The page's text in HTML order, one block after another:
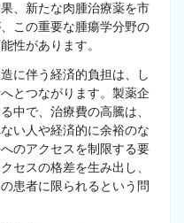
、新たな肉腫治療薬を市
この重要な腫瘍学分野の
性があります。
に伴う経済的負担は、し
とつながります。製薬企
中で、治療費の高騰は、
い人や経済的に余裕のな
のアクセスを制限する要
セスの格差を生み出し、
患者に限られるという問